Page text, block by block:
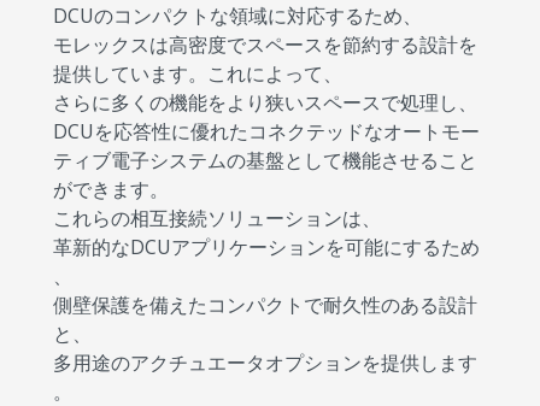
DCUのコンパクトな領域に対応するため、
モレックスは高密度でスペースを節約する設計を
提供しています。これによって、
さらに多くの機能をより狭いスペースで処理し、
DCUを応答性に優れたコネクテッドなオートモー
ティブ電子システムの基盤として機能させること
ができます。
これらの相互接続ソリューションは、
革新的なDCUアプリケーションを可能にするため
、
側壁保護を備えたコンパクトで耐久性のある設計
と、
多用途のアクチュエータオプションを提供します
。